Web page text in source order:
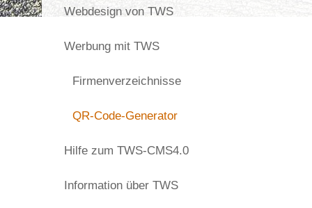
Webdesign von TWS
Werbung mit TWS
Firmenverzeichnisse
QR-Code-Generator
Hilfe zum TWS-CMS4.0
Information über TWS